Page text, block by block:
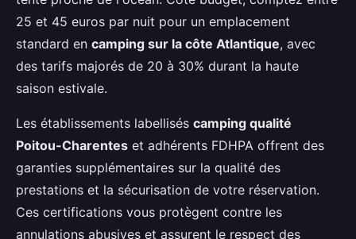
25 et 45 euros par nuit pour un emplacement
standard en camping sur la côte Atlantique, avec
des tarifs majorés de 20 à 30% durant la haute
saison estivale.
Les établissements labellisés camping qualité
Poitou-Charentes et adhérents FDHPA offrent des
garanties supplémentaires sur la qualité des
prestations et la sécurisation de votre réservation.
Ces certifications vous protègent contre les
annulations abusives et assurent le respect des